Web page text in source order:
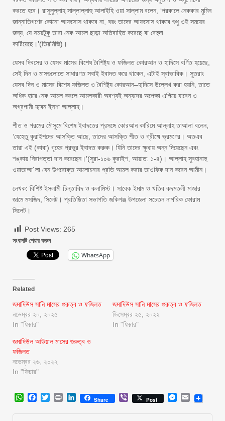
করতে হবে। রাসুলুল্লাহ সাল্লাল্লাহু আলাইহি ওয়া সাল্লাম বলেন, ‘পরকালে নেককার মুমিন
জান্নাতিগণের কোনো আফসোস থাকবে না; বরং তাদের আফসোস থাকবে শুধু ওই সময়ের
জন্য, যে সময়টুকু তারা নেক আমল ছাড়া অতিবাহিত করেছে বা বেহুদা
কাটিয়েছে।’(তিরমিজি)।
যেসব দিবসের ও যেসব মাসের বিশেষ বৈশিষ্ট্য ও ফজিলত কোরআন ও হাদিসে বর্ণিত হয়েছে,
সেই দিন ও মাসগুলোতে সাধারণত সবাই ইবাদত করে থাকেন, এটাই স্বাভাবিক। সুতরাং
যেসব দিন ও মাসের বিশেষ ফজিলত ও বৈশিষ্ট্য কোরআন–হাদিসে উল্লেখ করা হয়নি, তাতে
অধিক হারে নেক আমল করলে আমলকারী অবশ্যই অন্যদের অপেক্ষা এগিয়ে যাবেন ও
অগ্রগামী হবেন ইনশা আল্লাহ।
শীত ও গরমের মৌসুমে বিশেষ ইবাদতের প্রসঙ্গে কোরআন কারিমে আল্লাহ তাআলা বলেন,
‘যেহেতু কুরাইশদের আসক্তি আছে, তাদের আসক্তি শীত ও গ্রীষ্মে ভ্রমণের। অতএব
তারা এই (কাবা) গৃহের প্রভুর ইবাদত করুক। যিনি তাদের ক্ষুধায় অন্ন দিয়েছেন এবং
শঙ্কায় নিরাপত্তা দান করেছেন।’(সুরা-১০৬ কুরাইশ, আয়াত: ১-৪)। আল্লাহ সুবহানাহু
ওয়াতাআ`লা যেন উপরোক্ত আলোচনার প্রতি আমল করার তাওফিক দান করেন আমীন।
লেখক: বিশিষ্ট ইসলামী চিন্তাবিদ ও কলামিস্ট। সাবেক ইমাম ও খতিব কদমতলী মাজার
জামে মসজিদ, সিলেট। প্রতিষ্ঠিতা সভাপতি জকিগঞ্জ উপজেলা সচেতন নাগরিক ফোরাম
সিলেট।
Post Views: 265
সংবাদটি শেয়ার করুন
WhatsApp
Related
জমাদিউস সানি মাসের গুরুত্ব ও ফজিলত
নভেম্বর ২০, ২০২৫
In "ফিচার"
জমাদিউস সানি মাসের গুরুত্ব ও ফজিলত
ডিসেম্বর ২৫, ২০২২
In "ফিচার"
জমাদিউল আউয়াল মাসের গুরুত্ব ও
ফজিলত
নভেম্বর ২৬, ২০২২
In "ফিচার"
WhatsApp
Facebook
Twitter
Print LinkedIn
Share ViberPost Messenger
Email